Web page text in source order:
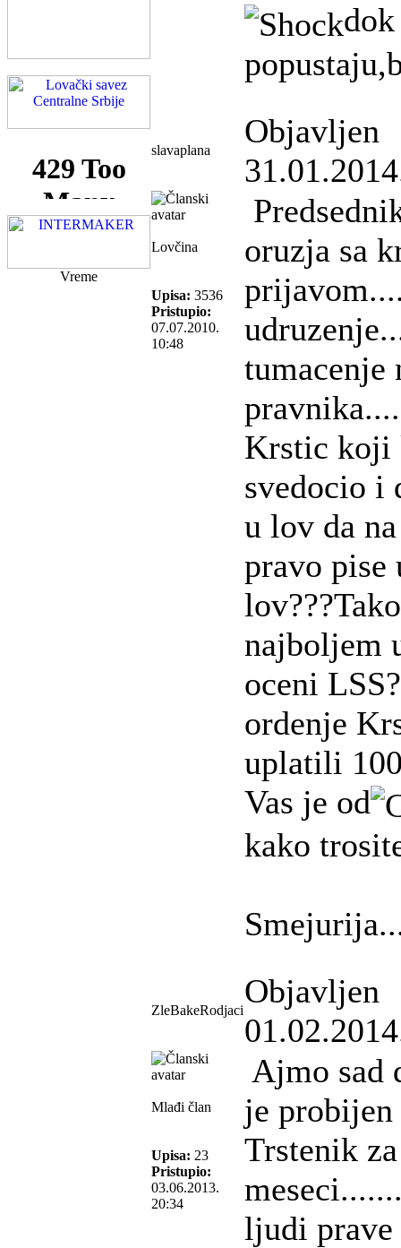
Vreme
slavaplana
Objavljen
Lovčina
Upisa: 3536
Pristupio:
07.07.2010.
10:48
oruzja sa
tumacenje
Krstic koji
svedocio i
u lov da
pravo pise
najboljem
oceni
ordenje
uplatili
Vas je od
kako
ZleBakeRodjaci
Objavljen
Mlađi član
Upisa: 23
Pristupio:
03.06.2013.
20:34
Ajmo sad
je
Trstenik
ljudi prave